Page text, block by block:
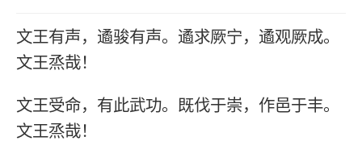
文王有声，遹骏有声。遹求厥宁，遹观厥成。
文王烝哉！
文王受命，有此武功。既伐于崇，作邑于丰。
文王烝哉！